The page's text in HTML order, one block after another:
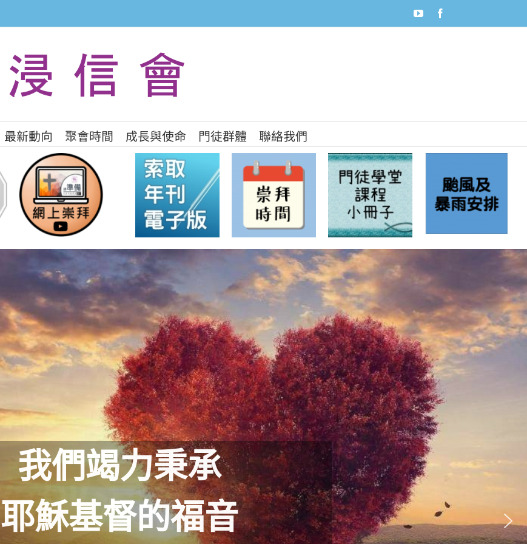
youtube
最新動向 聚會時間 成長與使命 門徒群體 聯絡我們
我們竭力秉承
耶穌基督的福音